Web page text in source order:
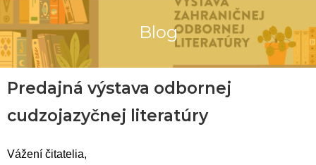
Blog
Predajná výstava odbornej
cudzojazyčnej literatúry
Vážení čitatelia,